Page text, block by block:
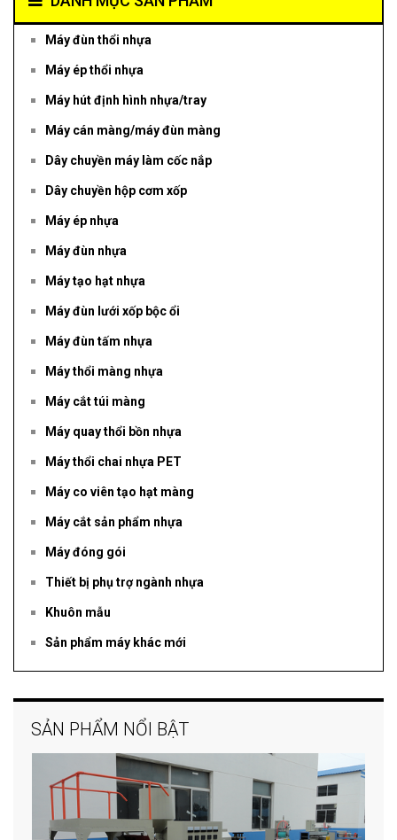
Máy đùn thổi nhựa
Máy ép thổi nhựa
Máy hút định hình nhựa/tray
Máy cán màng/máy đùn màng
Dây chuyền máy làm cốc nắp
Dây chuyền hộp cơm xốp
Máy ép nhựa
Máy đùn nhựa
Máy tạo hạt nhựa
Máy đùn lưới xốp bộc ổi
Máy đùn tấm nhựa
Máy thổi màng nhựa
Máy cắt túi màng
Máy quay thổi bồn nhựa
Máy thổi chai nhựa PET
Máy co viên tạo hạt màng
Máy cắt sản phẩm nhựa
Máy đóng gói
Thiết bị phụ trợ ngành nhựa
Khuôn mẫu
Sản phẩm máy khác mới
SẢN PHẨM NỔI BẬT